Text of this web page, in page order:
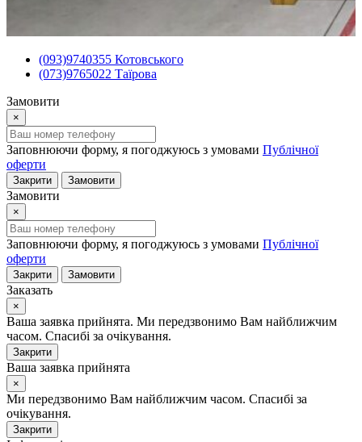
(093)9740355 Котовського
(073)9765022 Таїрова
Замовити
×
Заповнюючи форму, я погоджуюсь з умовами Публічної
оферти
Закрити Замовити
Замовити
×
Заповнюючи форму, я погоджуюсь з умовами Публічної
оферти
Закрити Замовити
Заказать
×
Ваша заявка прийнята. Ми передзвонимо Вам найближчим
часом. Спасибі за очікування.
Закрити
Ваша заявка прийнята
×
Ми передзвонимо Вам найближчим часом. Спасибі за
очікування.
Закрити